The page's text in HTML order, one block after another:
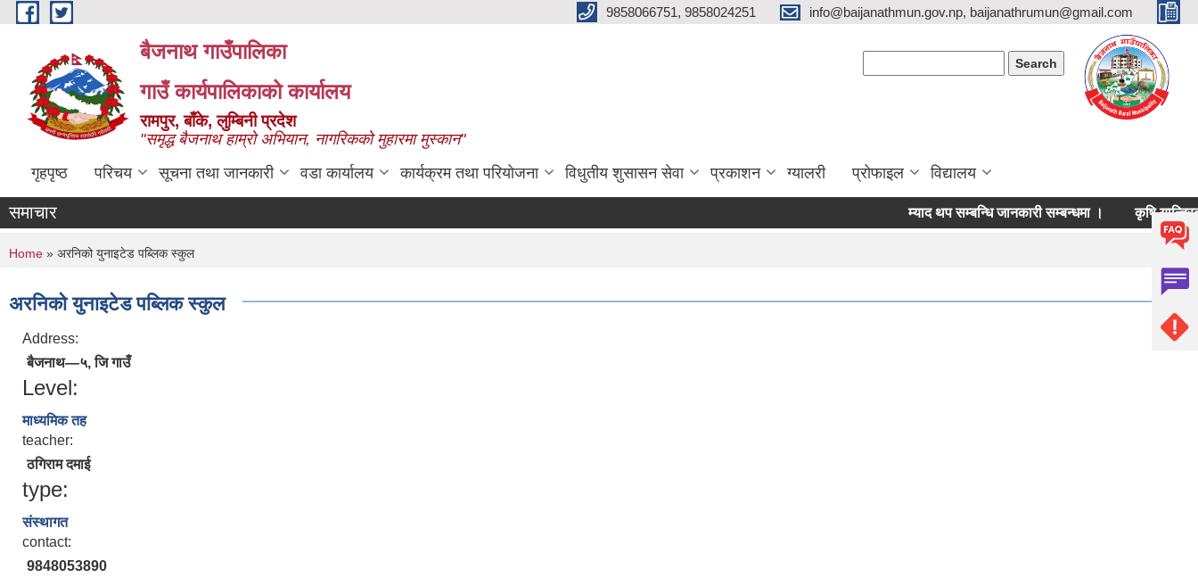
Skip to main content 9858066751, 9858024251 info@baijanathmun.gov.np, baijanathrumun@gmail.com
बैजनाथ गाउँपालिका
गाउँ कार्यपालिकाको कार्यालय
रामपुर, बाँके, लुम्बिनी प्रदेश
"समृद्ध बैजनाथ हाम्रो अभियान, नागरिकको मुहारमा मुस्कान"
गृहपृष्ठ परिचय सूचना तथा जानकारी वडा कार्यालय कार्यक्रम तथा परियोजना विधुतीय शुसासन सेवा प्रकाशन ग्यालरी प्रोफाइल विद्यालय
समाचार म्याद थप सम्बन्धि जानकारी सम्बन्धमा । कृषि
You are here
Home » अरनिको युनाइटेड पब्लिक स्कुल
अरनिको युनाइटेड पब्लिक स्कुल
Address:
बैजनाथ—५, जि गाउँ
Level:
माध्यमिक तह
teacher:
ठगिराम दमाई
type:
संस्थागत
contact:
9848053890